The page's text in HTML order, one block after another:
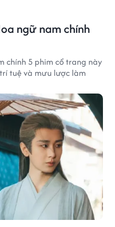
ngữ nam chính
chính 5 phim cổ trang này
tuệ và mưu lược làm